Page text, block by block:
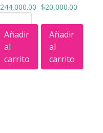
244,000.00
Añadir
al
carrito
$20,000.00
Añadir
al
carrito